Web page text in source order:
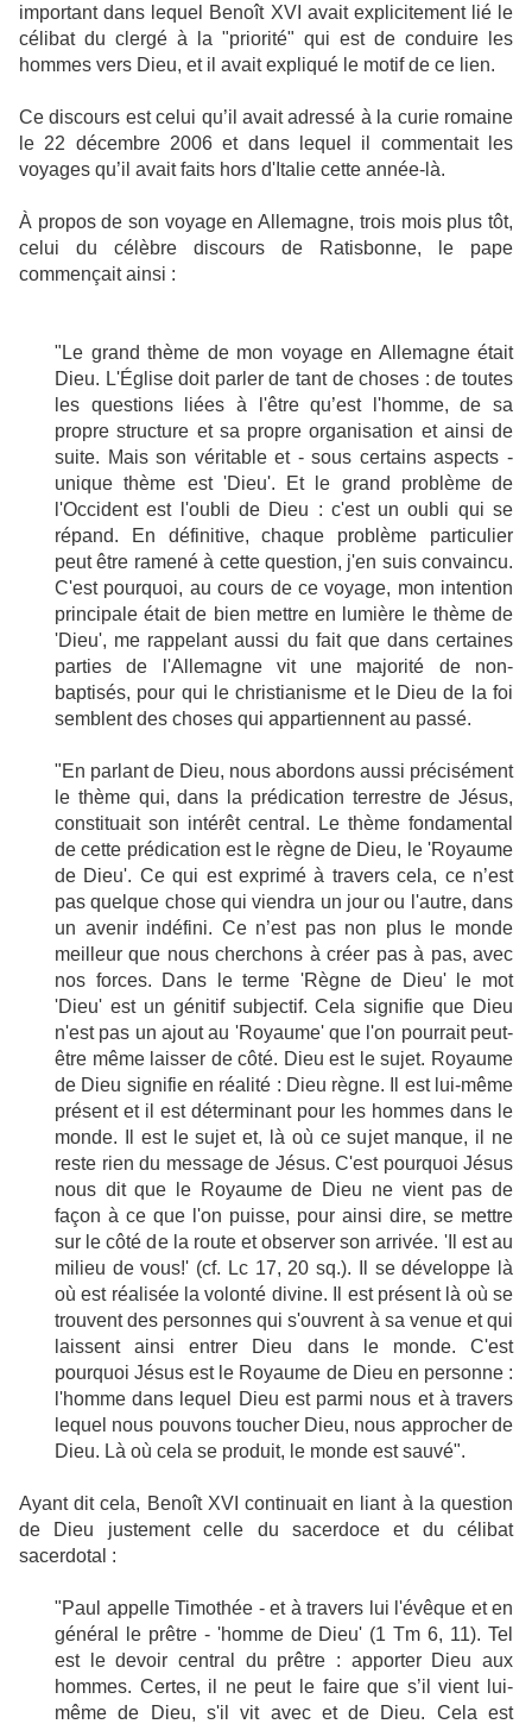
important dans lequel Benoît XVI avait explicitement lié le
célibat du clergé à la "priorité" qui est de conduire les
hommes vers Dieu, et il avait expliqué le motif de ce lien.
Ce discours est celui qu’il avait adressé à la curie romaine
le 22 décembre 2006 et dans lequel il commentait les
voyages qu’il avait faits hors d'Italie cette année-là.
À propos de son voyage en Allemagne, trois mois plus tôt,
celui du célèbre discours de Ratisbonne, le pape
commençait ainsi :
"Le grand thème de mon voyage en Allemagne était
Dieu. L'Église doit parler de tant de choses : de toutes
les questions liées à l'être qu’est l'homme, de sa
propre structure et sa propre organisation et ainsi de
suite. Mais son véritable et - sous certains aspects -
unique thème est 'Dieu'. Et le grand problème de
l'Occident est l'oubli de Dieu : c'est un oubli qui se
répand. En définitive, chaque problème particulier
peut être ramené à cette question, j'en suis convaincu.
C'est pourquoi, au cours de ce voyage, mon intention
principale était de bien mettre en lumière le thème de
'Dieu', me rappelant aussi du fait que dans certaines
parties de l'Allemagne vit une majorité de non-
baptisés, pour qui le christianisme et le Dieu de la foi
semblent des choses qui appartiennent au passé.
"En parlant de Dieu, nous abordons aussi précisément
le thème qui, dans la prédication terrestre de Jésus,
constituait son intérêt central. Le thème fondamental
de cette prédication est le règne de Dieu, le 'Royaume
de Dieu'. Ce qui est exprimé à travers cela, ce n’est
pas quelque chose qui viendra un jour ou l'autre, dans
un avenir indéfini. Ce n’est pas non plus le monde
meilleur que nous cherchons à créer pas à pas, avec
nos forces. Dans le terme 'Règne de Dieu' le mot
'Dieu' est un génitif subjectif. Cela signifie que Dieu
n'est pas un ajout au 'Royaume' que l'on pourrait peut-
être même laisser de côté. Dieu est le sujet. Royaume
de Dieu signifie en réalité : Dieu règne. Il est lui-même
présent et il est déterminant pour les hommes dans le
monde. Il est le sujet et, là où ce sujet manque, il ne
reste rien du message de Jésus. C'est pourquoi Jésus
nous dit que le Royaume de Dieu ne vient pas de
façon à ce que l'on puisse, pour ainsi dire, se mettre
sur le côté de la route et observer son arrivée. 'Il est au
milieu de vous!' (cf. Lc 17, 20 sq.). Il se développe là
où est réalisée la volonté divine. Il est présent là où se
trouvent des personnes qui s'ouvrent à sa venue et qui
laissent ainsi entrer Dieu dans le monde. C'est
pourquoi Jésus est le Royaume de Dieu en personne :
l'homme dans lequel Dieu est parmi nous et à travers
lequel nous pouvons toucher Dieu, nous approcher de
Dieu. Là où cela se produit, le monde est sauvé".
Ayant dit cela, Benoît XVI continuait en liant à la question
de Dieu justement celle du sacerdoce et du célibat
sacerdotal :
"Paul appelle Timothée - et à travers lui l'évêque et en
général le prêtre - 'homme de Dieu' (1 Tm 6, 11). Tel
est le devoir central du prêtre : apporter Dieu aux
hommes. Certes, il ne peut le faire que s’il vient lui-
même de Dieu, s'il vit avec et de Dieu. Cela est